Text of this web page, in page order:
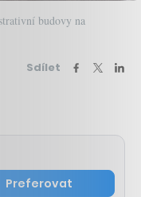
budovy na
Sdílet
Preferovat